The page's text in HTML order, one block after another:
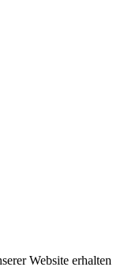
Website erhalten